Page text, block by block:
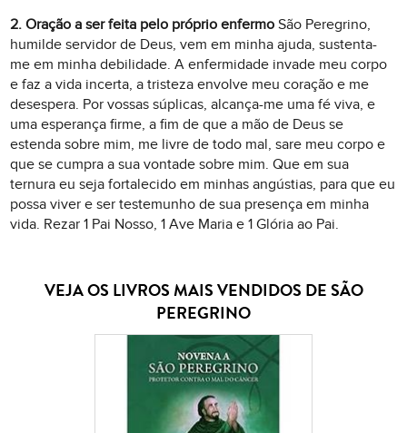
2. Oração a ser feita pelo próprio enfermo São Peregrino,
humilde servidor de Deus, vem em minha ajuda, sustenta-
me em minha debilidade. A enfermidade invade meu corpo
e faz a vida incerta, a tristeza envolve meu coração e me
desespera. Por vossas súplicas, alcança-me uma fé viva, e
uma esperança firme, a fim de que a mão de Deus se
estenda sobre mim, me livre de todo mal, sare meu corpo e
que se cumpra a sua vontade sobre mim. Que em sua
ternura eu seja fortalecido em minhas angústias, para que eu
possa viver e ser testemunho de sua presença em minha
vida. Rezar 1 Pai Nosso, 1 Ave Maria e 1 Glória ao Pai.
VEJA OS LIVROS MAIS VENDIDOS DE SÃO
PEREGRINO